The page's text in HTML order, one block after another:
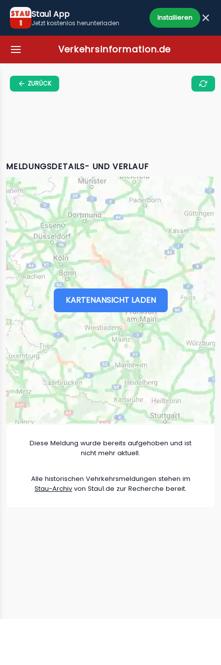
Stau1 App
Jetzt kostenlos herunterladen
Installieren
Verkehrsinformation.de
ZURÜCK
MELDUNGSDETAILS- UND VERLAUF
KARTENANSICHT LADEN
Diese Meldung wurde bereits aufgehoben und ist
nicht mehr aktuell.
Alle historischen Vehrkehrsmeldungen stehen im
Stau-Archiv von Stau1.de zur Recherche bereit.